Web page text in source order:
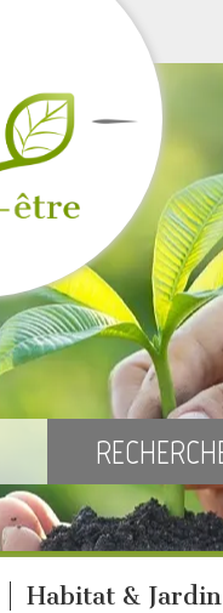
Habitat & Jardin